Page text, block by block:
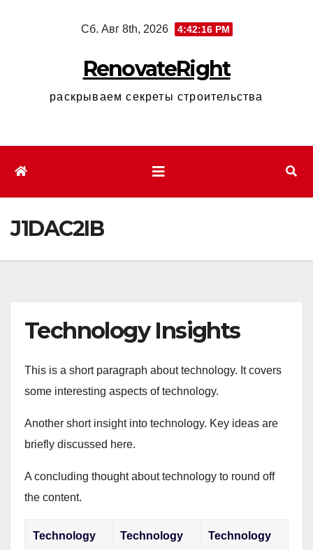
Сб. Авг 8th, 2026 4:42:17 PM
RenovateRight
раскрываем секреты строительства
J1DAC2IB
Technology Insights
This is a short paragraph about technology. It covers
some interesting aspects of technology.
Another short insight into technology. Key ideas are
briefly discussed here.
A concluding thought about technology to round off
the content.
Technology
Technology
Technology